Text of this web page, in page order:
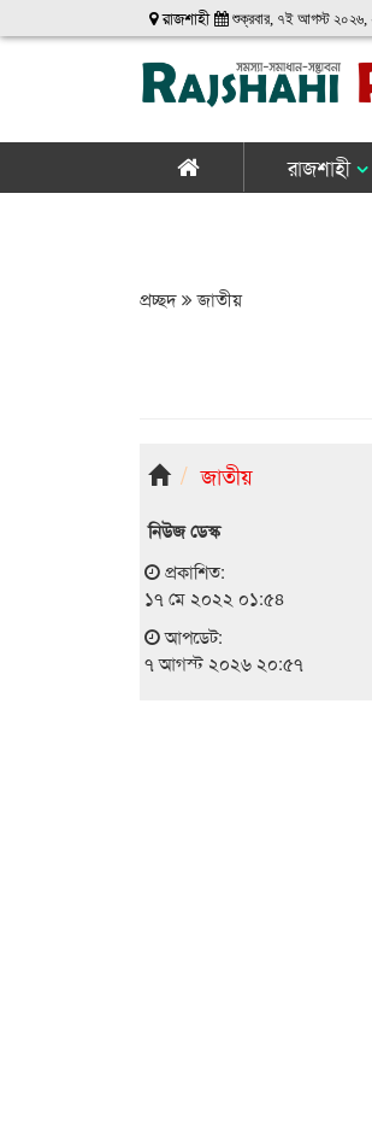
রাজশাহী শুক্রবার, ৭ই আগস্ট ২০২৬,
রাজশাহী
প্রচ্ছদ জাতীয়
জাতীয়
নিউজ ডেস্ক
প্রকাশিত:
১৭ মে ২০২২ ০১:৫৪
আপডেট:
৭ আগস্ট ২০২৬ ২০:৫৭